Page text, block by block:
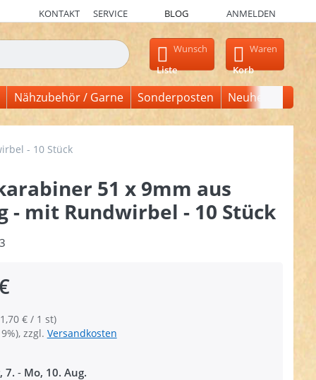
KONTAKT SERVICE BLOG ANMELDEN
erscheinen automatisch erste Ergebnisse. Drücken Sie die
Wunsch
Liste
Waren
Korb
Nähzubehör / Garne Sonderposten Neuheiten
- 10 Stück
51 x 9mm aus
- mit Rundwirbel - 10 Stück
€ / 1 st)
zzgl. Versandkosten
7. - Mo, 10. Aug.